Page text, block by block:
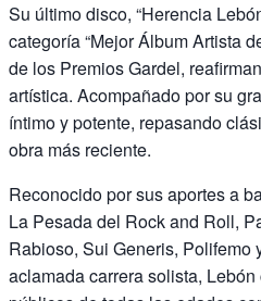
Su último disco, “Herencia
categoría “Mejor Álbum Artista
de los Premios Gardel,
artística. Acompañado por su
íntimo y potente, repasando
obra más reciente.
Reconocido por sus aportes a
La Pesada del Rock and Roll,
Rabioso, Sui Generis, Polifemo
aclamada carrera solista,